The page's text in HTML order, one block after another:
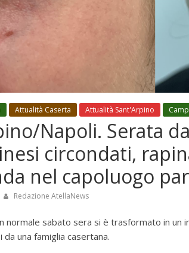
Attualità Caserta Attualità Sant'Arpino
Napoli. Serata
circondati,
nel capoluogo
Redazione AtellaNews
normale sabato sera si è trasformato in un
una famiglia casertana.